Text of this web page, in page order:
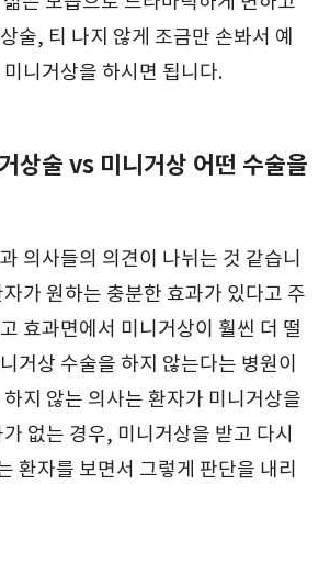
술, 티 나지 않게 조금만 손봐서 예
니거상을 하시면 됩니다.
상술 vs 미니거상 어떤 수술을
의사들의 의견이 나뉘는 것 같습니
가 원하는 충분한 효과가 있다고 주
효과면에서 미니거상이 훨씬 더 떨
거상 수술을 하지 않는다는 병원이
지 않는 의사는 환자가 미니거상을
없는 경우, 미니거상을 받고 다시
환자를 보면서 그렇게 판단을 내리